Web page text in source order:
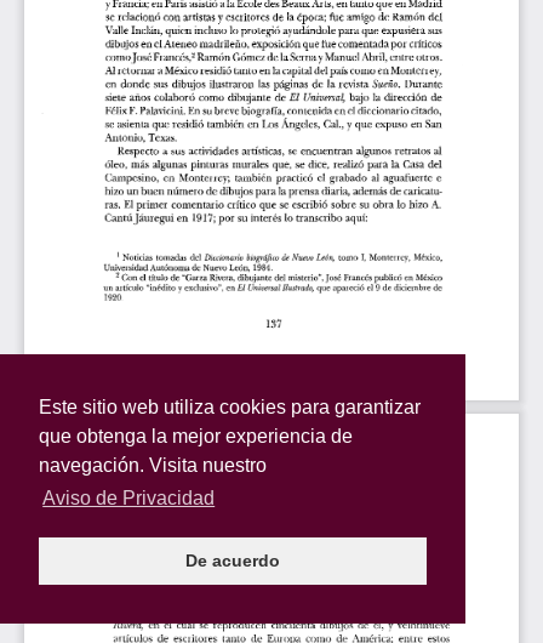
Este sitio web utiliza cookies para garantizar
que obtenga la mejor experiencia de
navegación. Visita nuestro
Aviso de Privacidad
De acuerdo